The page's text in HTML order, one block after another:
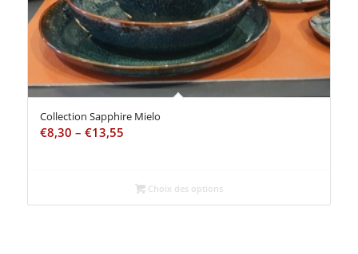
Collection Sapphire Mielo
€8,30 – €13,55
Choix des options